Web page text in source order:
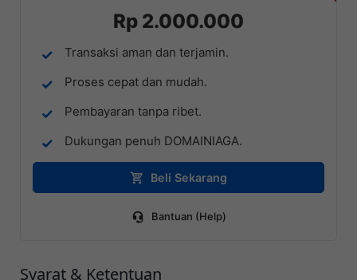
Rp 2.000.000
Transaksi aman dan terjamin.
Proses cepat dan mudah.
Pembayaran tanpa ribet.
Dukungan penuh DOMAINIAGA.
Beli Sekarang
Bantuan (Help)
Syarat & Ketentuan